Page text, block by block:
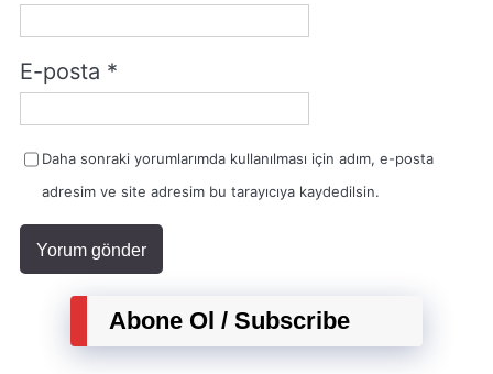
E-posta *
Daha sonraki yorumlarımda kullanılması için adım, e-posta
adresim ve site adresim bu tarayıcıya kaydedilsin.
Abone Ol / Subscribe